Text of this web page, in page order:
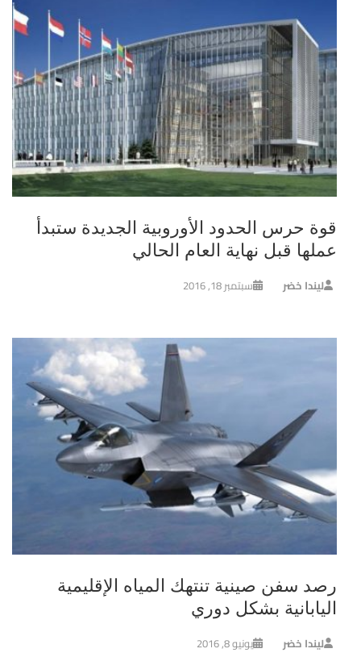
قوة حرس الحدود الأوروبية الجديدة ستبدأ
عملها قبل نهاية العام الحالي
ليندا خضر سبتمبر 18, 2016
رصد سفن صينية تنتهك المياه الإقليمية
اليابانية بشكل دوري
ليندا خضر يونيو 8, 2016